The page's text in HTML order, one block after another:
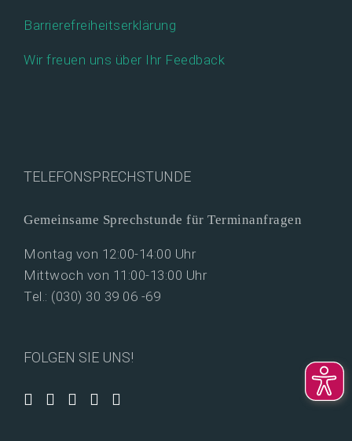
Barrierefreiheitserklärung
Wir freuen uns über Ihr Feedback
TELEFONSPRECHSTUNDE
Gemeinsame Sprechstunde für Terminanfragen
Montag von 12:00-14:00 Uhr
Mittwoch von 11:00-13:00 Uhr
Tel.: (030) 30 39 06 -69
FOLGEN SIE UNS!